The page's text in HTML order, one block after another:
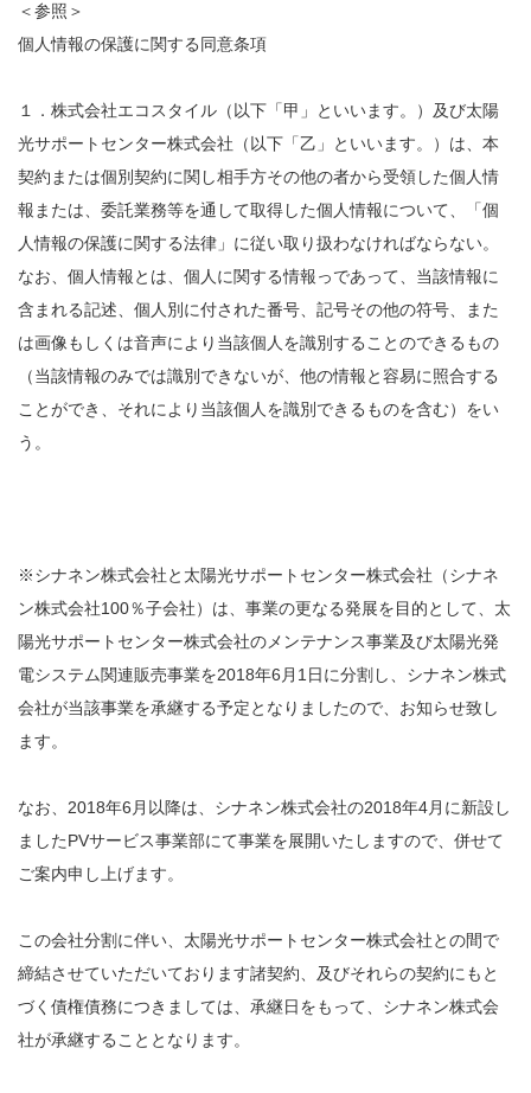
＜参照＞
個人情報の保護に関する同意条項
１．株式会社エコスタイル（以下「甲」といいます。）及び太陽
光サポートセンター株式会社（以下「乙」といいます。）は、本
契約または個別契約に関し相手方その他の者から受領した個人情
報または、委託業務等を通して取得した個人情報について、「個
人情報の保護に関する法律」に従い取り扱わなければならない。
なお、個人情報とは、個人に関する情報っであって、当該情報に
含まれる記述、個人別に付された番号、記号その他の符号、また
は画像もしくは音声により当該個人を識別することのできるもの
（当該情報のみでは識別できないが、他の情報と容易に照合する
ことができ、それにより当該個人を識別できるものを含む）をい
う。
※シナネン株式会社と太陽光サポートセンター株式会社（シナネ
ン株式会社100％子会社）は、事業の更なる発展を目的として、太
陽光サポートセンター株式会社のメンテナンス事業及び太陽光発
電システム関連販売事業を2018年6月1日に分割し、シナネン株式
会社が当該事業を承継する予定となりましたので、お知らせ致し
ます。
なお、2018年6月以降は、シナネン株式会社の2018年4月に新設し
ましたPVサービス事業部にて事業を展開いたしますので、併せて
ご案内申し上げます。
この会社分割に伴い、太陽光サポートセンター株式会社との間で
締結させていただいております諸契約、及びそれらの契約にもと
づく債権債務につきましては、承継日をもって、シナネン株式会
社が承継することとなります。